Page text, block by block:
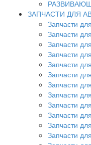
ЗАПЧАСТИ ДЛЯ
Запчасти
Запчасти
Запчасти
Запчасти
Запчасти
Запчасти
Запчасти
Запчасти
Запчасти
Запчасти
Запчасти
Запчасти